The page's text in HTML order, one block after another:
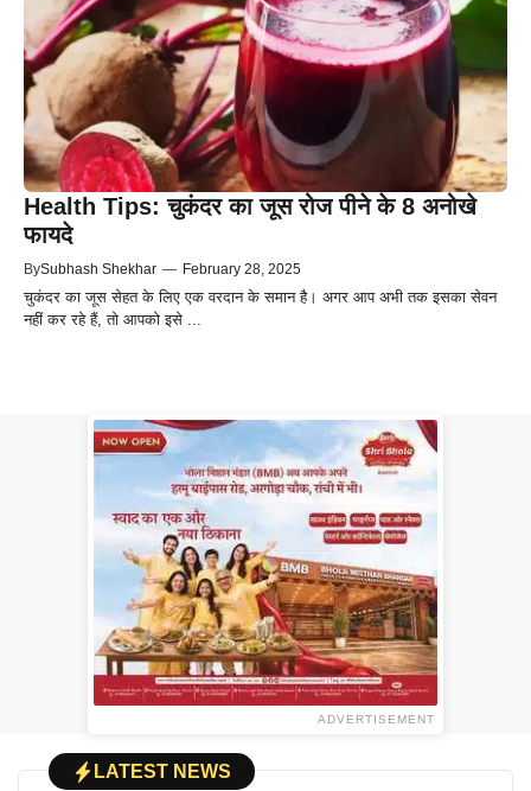
Health Tips: चुकंदर का जूस रोज पीने के 8 अनोखे
फायदे
BySubhash Shekhar — February 28, 2025
चुकंदर का जूस सेहत के लिए एक वरदान के समान है। अगर आप अभी तक इसका सेवन
नहीं कर रहे हैं, तो आपको इसे ...
ADVERTISEMENT
LATEST NEWS